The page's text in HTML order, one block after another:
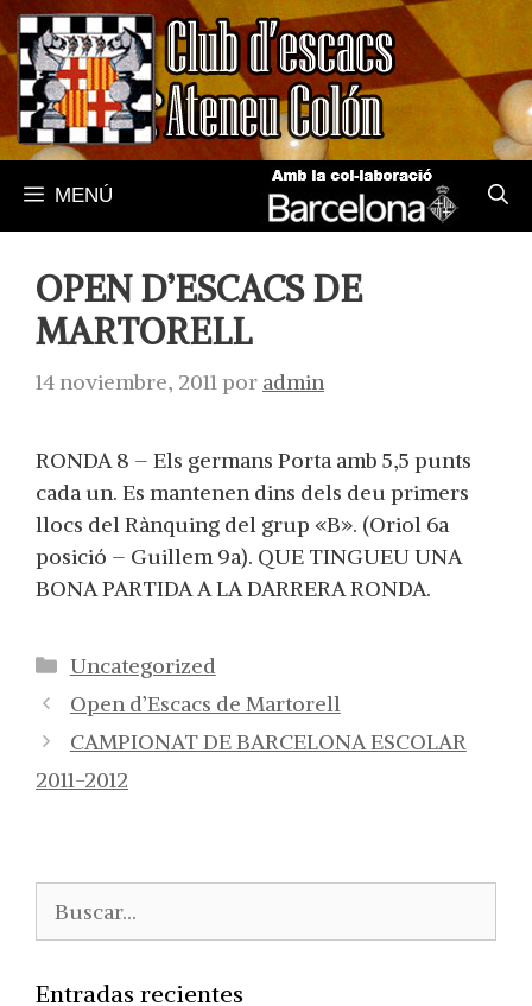
Saltar
al
contenido
MENÚ
OPEN D’ESCACS DE
MARTORELL
14 noviembre, 2011por admin
RONDA 8 – Els germans Porta amb 5,5 punts
cada un. Es mantenen dins dels deu primers
llocs del Rànquing del grup «B». (Oriol 6a
posició – Guillem 9a). QUE TINGUEU UNA
BONA PARTIDA A LA DARRERA RONDA.
Categorías
Uncategorized
Open d’Escacs de Martorell
CAMPIONAT DE BARCELONA ESCOLAR
2011-2012
Entradas recientes